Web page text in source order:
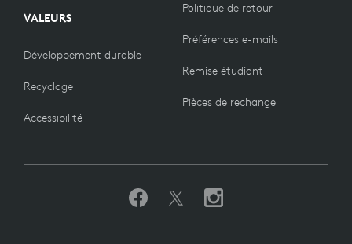
VALEURS
Développement durable
Recyclage
Accessibilité
Politique de retour
Préférences e-mails
Remise étudiant
Pièces de rechange